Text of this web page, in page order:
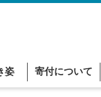
姿 寄付について